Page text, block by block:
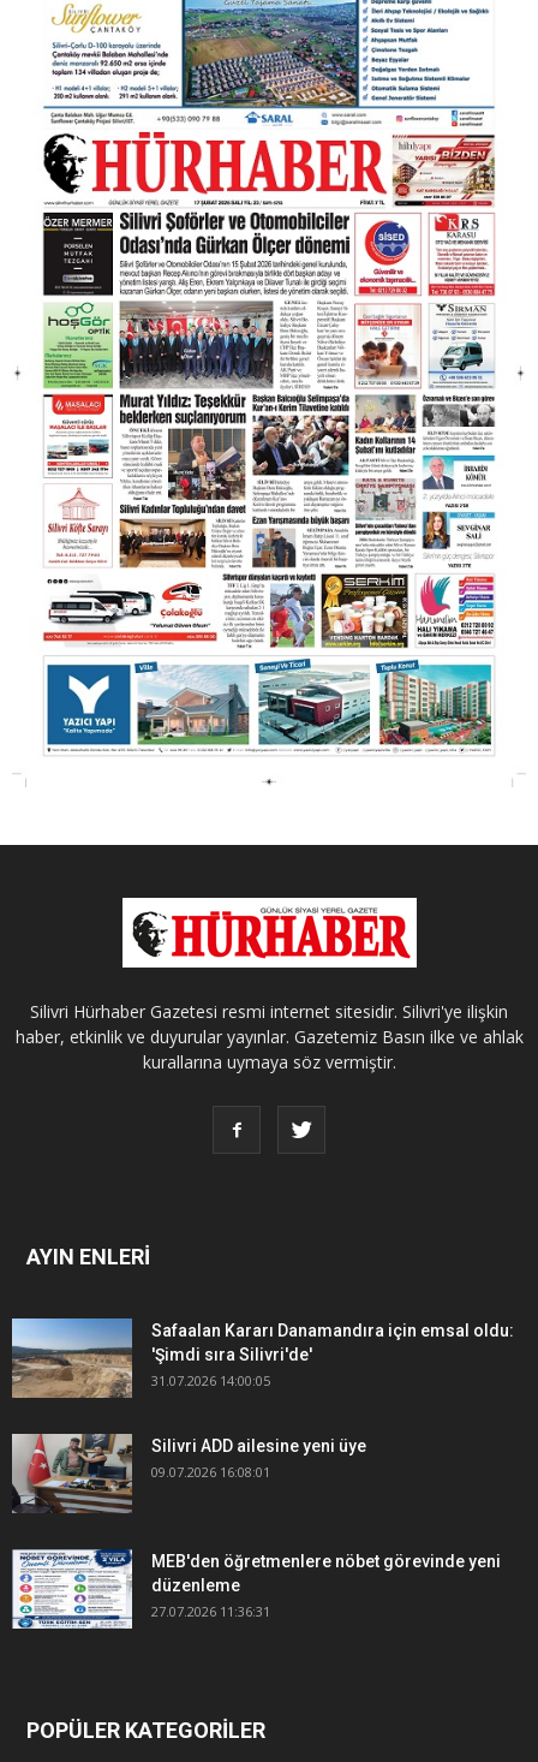
Silivri Hürhaber Gazetesi resmi internet sitesidir. Silivri'ye ilişkin
haber, etkinlik ve duyurular yayınlar. Gazetemiz Basın ilke ve ahlak
kurallarına uymaya söz vermiştir.
AYIN ENLERİ
Safaalan Kararı Danamandıra için emsal oldu:
'Şimdi sıra Silivri'de'
31.07.2026 14:00:05
Silivri ADD ailesine yeni üye
09.07.2026 16:08:01
MEB'den öğretmenlere nöbet görevinde yeni
düzenleme
27.07.2026 11:36:31
POPÜLER KATEGORİLER